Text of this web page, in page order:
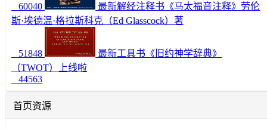
60040
最新解经注释书《马太福音注释》劳伦
斯·埃德温·格拉斯科克（Ed Glasscock）著
51848
最新工具书《旧约神学辞典》
（TWOT）上线啦
44563
首页资源